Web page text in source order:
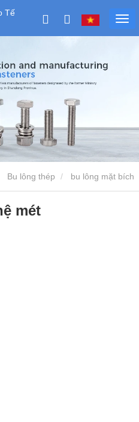
Tế
Bu lông thép bu lông mặt bích
mét